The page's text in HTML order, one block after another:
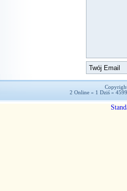
2 Online « 1 Dziś «